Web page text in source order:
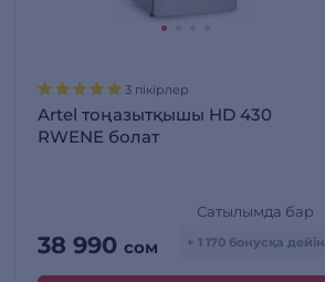
3 пікірлер
Artel тоңазытқышы HD 430
RWENЕ болат
38 990 сом
Сатылымда бар
+ 1 170 бонусқа дейін